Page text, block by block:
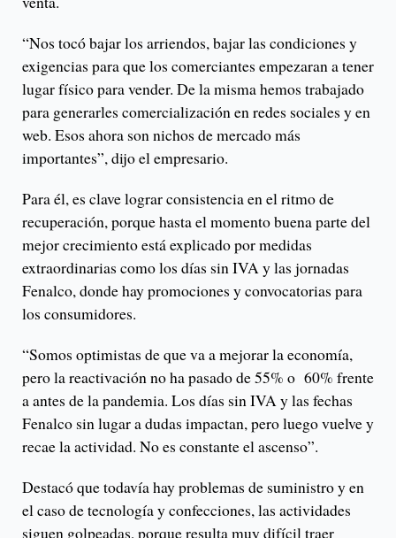
“Nos tocó bajar los arriendos, bajar las condiciones y
exigencias para que los comerciantes empezaran a tener
lugar físico para vender. De la misma hemos trabajado
para generarles comercialización en redes sociales y en
web. Esos ahora son nichos de mercado más
importantes”, dijo el empresario.
Para él, es clave lograr consistencia en el ritmo de
recuperación, porque hasta el momento buena parte del
mejor crecimiento está explicado por medidas
extraordinarias como los días sin IVA y las jornadas
Fenalco, donde hay promociones y convocatorias para
los consumidores.
“Somos optimistas de que va a mejorar la economía,
pero la reactivación no ha pasado de 55% o 60% frente
a antes de la pandemia. Los días sin IVA y las fechas
Fenalco sin lugar a dudas impactan, pero luego vuelve y
recae la actividad. No es constante el ascenso”.
Destacó que todavía hay problemas de suministro y en
el caso de tecnología y confecciones, las actividades
siguen golpeadas, porque resulta muy difícil traer